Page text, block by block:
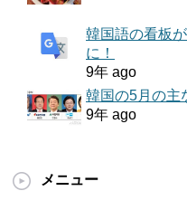
韓国語の看板
に！
9年 ago
韓国の5月の主
9年 ago
メニュー